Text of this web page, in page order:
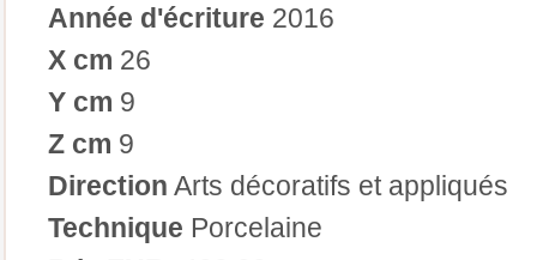
Année d'écriture 2016
X cm 26
Y cm 9
Z cm 9
Direction Arts décoratifs et appliqués
Technique Porcelaine